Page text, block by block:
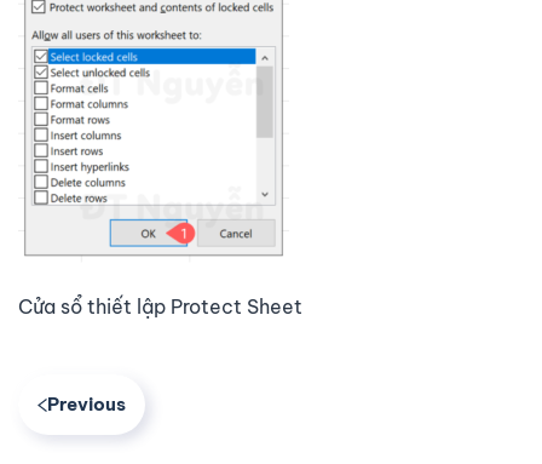
Cửa sổ thiết lập Protect Sheet
Previous